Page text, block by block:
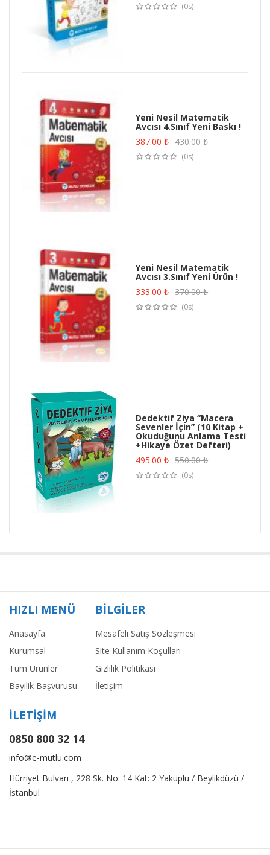
(0s)
Yeni Nesil Matematik
Avcısı 4.Sınıf Yeni Baskı !
387.00₺ 430.00₺
(0s)
Yeni Nesil Matematik
Avcısı 3.Sınıf Yeni Ürün !
333.00₺ 370.00₺
(0s)
Dedektif Ziya “Macera
Sevenler İçin” (10 Kitap +
Okuduğunu Anlama Testi
+Hikaye Özet Defteri)
495.00₺ 550.00₺
(0s)
HIZLI MENÜ
Anasayfa
Kurumsal
Tüm Ürünler
Bayilik Başvurusu
BİLGİLER
Mesafeli Satış Sözleşmesi
Site Kullanım Koşulları
Gizlilik Politikası
İletişim
İLETİŞİM
0850 800 32 14
info@e-mutlu.com
Hürriyet Bulvarı , 228 Sk. No: 14 Kat: 2 Yakuplu / Beylikdüzü /
İstanbul